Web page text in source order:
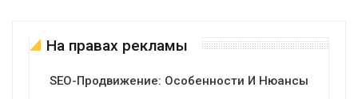
На правах рекламы
SEO-Продвижение: Особенности И Нюансы